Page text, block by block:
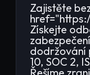
Zajistěte
Získejte
dodržování
10, SOC 2,